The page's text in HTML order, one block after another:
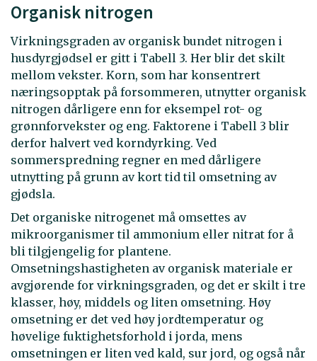
Organisk nitrogen
Virkningsgraden av organisk bundet nitrogen i
husdyrgjødsel er gitt i Tabell 3. Her blir det skilt
mellom vekster. Korn, som har konsentrert
næringsopptak på forsommeren, utnytter organisk
nitrogen dårligere enn for eksempel rot- og
grønnforvekster og eng. Faktorene i Tabell 3 blir
derfor halvert ved korndyrking. Ved
sommerspredning regner en med dårligere
utnytting på grunn av kort tid til omsetning av
gjødsla.
Det organiske nitrogenet må omsettes av
mikroorganismer til ammonium eller nitrat for å
bli tilgjengelig for plantene.
Omsetningshastigheten av organisk materiale er
avgjørende for virkningsgraden, og det er skilt i tre
klasser, høy, middels og liten omsetning. Høy
omsetning er det ved høy jordtemperatur og
høvelige fuktighetsforhold i jorda, mens
omsetningen er liten ved kald, sur jord, og også når